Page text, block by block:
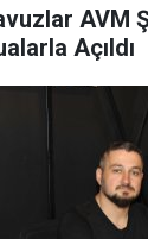
AVM
Açıldı